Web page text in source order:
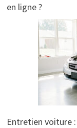
en ligne ?
Entretien voiture